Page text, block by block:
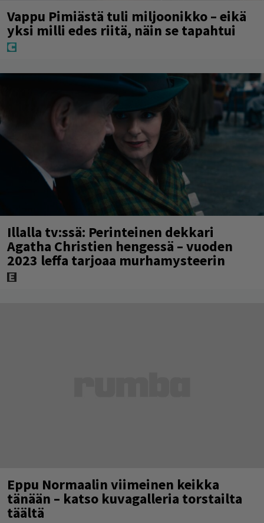
Vappu Pimiästä tuli miljoonikko – eikä
yksi milli edes riitä, näin se tapahtui
Illalla tv:ssä: Perinteinen dekkari
Agatha Christien hengessä – vuoden
2023 leffa tarjoaa murhamysteerin
Eppu Normaalin viimeinen keikka
tänään – katso kuvagalleria torstailta
täältä